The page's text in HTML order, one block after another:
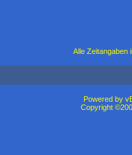
Alle Zeitangaben
Powered by
Copyright